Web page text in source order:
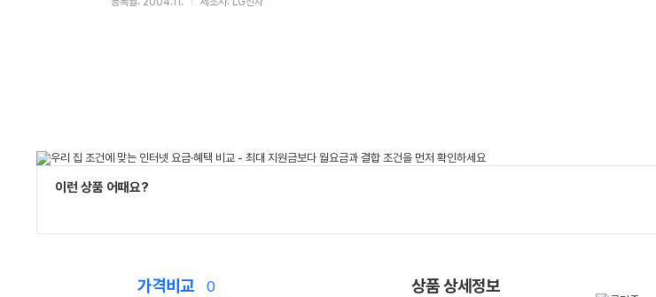
이런 상품 어때요?
가격비교 0 상품 상세정보